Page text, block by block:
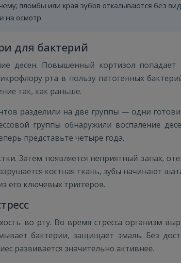
пломбы или края зубов откалываются без
на осмотр.
для бактерий
десен. Повышенный кортизол
рта в пользу патогенных
так, как раньше.
разделили на две группы — одни
группы обнаружили воспаление
представьте четыре года.
Затем появляется неприятный запах,
костная ткань, зубы начинают
его ключевых триггеров.
во рту. Во время стресса организм
бактерии, защищает эмаль. Без
развивается значительно активнее.